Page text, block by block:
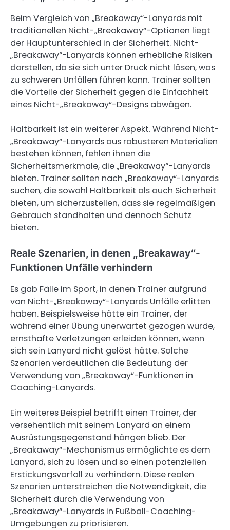
Beim Vergleich von „Breakaway“-Lanyards mit
traditionellen Nicht-„Breakaway“-Optionen liegt
der Hauptunterschied in der Sicherheit. Nicht-
„Breakaway“-Lanyards können erhebliche Risiken
darstellen, da sie sich unter Druck nicht lösen, was
zu schweren Unfällen führen kann. Trainer sollten
die Vorteile der Sicherheit gegen die Einfachheit
eines Nicht-„Breakaway“-Designs abwägen.
Haltbarkeit ist ein weiterer Aspekt. Während Nicht-
„Breakaway“-Lanyards aus robusteren Materialien
bestehen können, fehlen ihnen die
Sicherheitsmerkmale, die „Breakaway“-Lanyards
bieten. Trainer sollten nach „Breakaway“-Lanyards
suchen, die sowohl Haltbarkeit als auch Sicherheit
bieten, um sicherzustellen, dass sie regelmäßigen
Gebrauch standhalten und dennoch Schutz
bieten.
Reale Szenarien, in denen „Breakaway“-
Funktionen Unfälle verhindern
Es gab Fälle im Sport, in denen Trainer aufgrund
von Nicht-„Breakaway“-Lanyards Unfälle erlitten
haben. Beispielsweise hätte ein Trainer, der
während einer Übung unerwartet gezogen wurde,
ernsthafte Verletzungen erleiden können, wenn
sich sein Lanyard nicht gelöst hätte. Solche
Szenarien verdeutlichen die Bedeutung der
Verwendung von „Breakaway“-Funktionen in
Coaching-Lanyards.
Ein weiteres Beispiel betrifft einen Trainer, der
versehentlich mit seinem Lanyard an einem
Ausrüstungsgegenstand hängen blieb. Der
„Breakaway“-Mechanismus ermöglichte es dem
Lanyard, sich zu lösen und so einen potenziellen
Erstickungsvorfall zu verhindern. Diese realen
Szenarien unterstreichen die Notwendigkeit, die
Sicherheit durch die Verwendung von
„Breakaway“-Lanyards in Fußball-Coaching-
Umgebungen zu priorisieren.